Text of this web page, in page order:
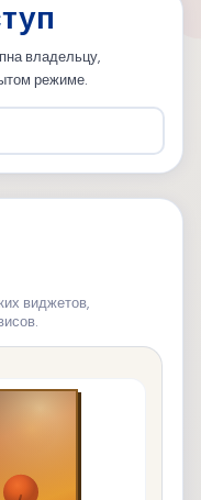
владельцу,
режиме.
виджетов,